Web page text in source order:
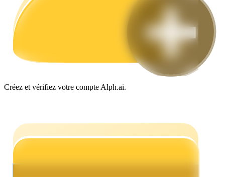
Guide de démarrage des contrats à terme
Créez et vérifiez votre compte Alph.ai.